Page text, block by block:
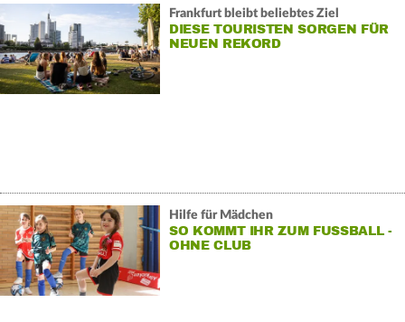
Frankfurt bleibt beliebtes Ziel
DIESE TOURISTEN SORGEN FÜR
NEUEN REKORD
Hilfe für Mädchen
SO KOMMT IHR ZUM FUSSBALL - O
HNE CLUB